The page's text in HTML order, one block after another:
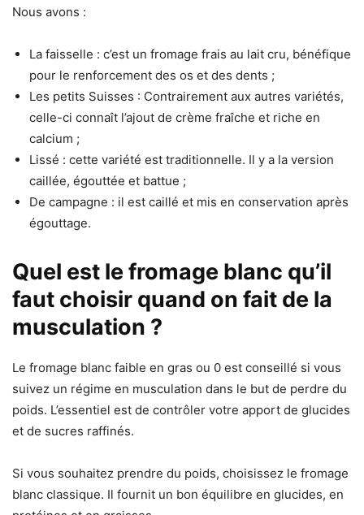
Nous avons :
La faisselle : c’est un fromage frais au lait cru, bénéfique
pour le renforcement des os et des dents ;
Les petits Suisses : Contrairement aux autres variétés,
celle-ci connaît l’ajout de crème fraîche et riche en
calcium ;
Lissé : cette variété est traditionnelle. Il y a la version
caillée, égouttée et battue ;
De campagne : il est caillé et mis en conservation après
égouttage.
Quel est le fromage blanc qu’il
faut choisir quand on fait de la
musculation ?
Le fromage blanc faible en gras ou 0 est conseillé si vous
suivez un régime en musculation dans le but de perdre du
poids. L’essentiel est de contrôler votre apport de glucides
et de sucres raffinés.
Si vous souhaitez prendre du poids, choisissez le fromage
blanc classique. Il fournit un bon équilibre en glucides, en